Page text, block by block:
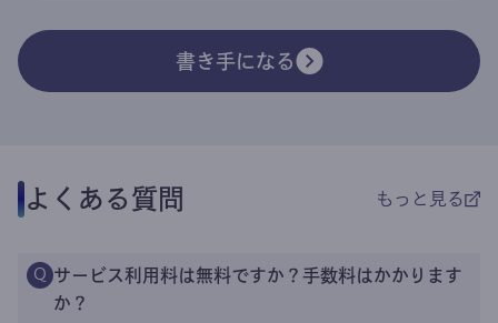
書き手になる
よくある質問 もっと見る
Q サービス利用料は無料ですか？手数料はかかります
か？